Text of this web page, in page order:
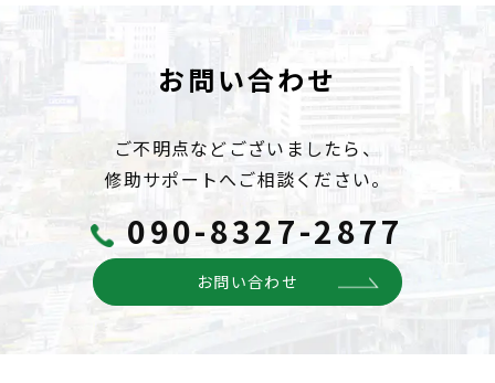
お問い合わせ
ご不明点などございましたら、
修助サポートへご相談ください。
090-8327-2877
お問い合わせ